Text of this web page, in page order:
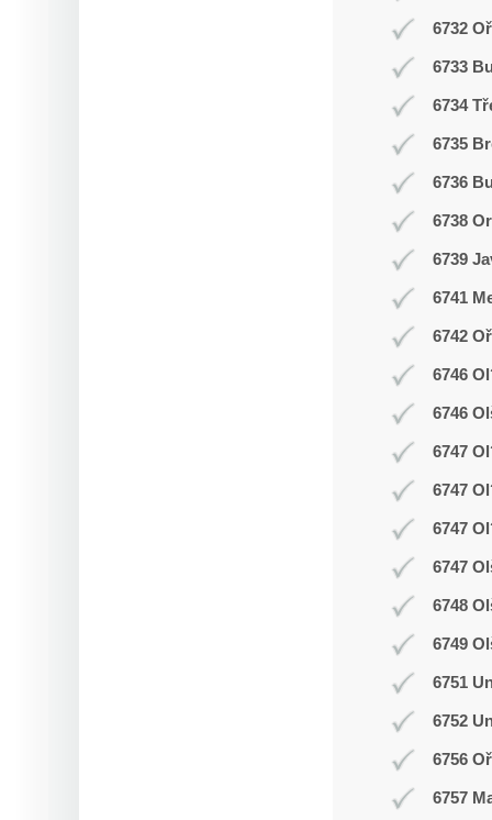
6732
6733
6734
6735
6736
6738
6739
6741
6742
6746
6746
6747
6747
6747
6747
6748
6749
6751
6752
6756
6757